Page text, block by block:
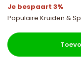
Je bespaart 3%
Populaire Kruiden &